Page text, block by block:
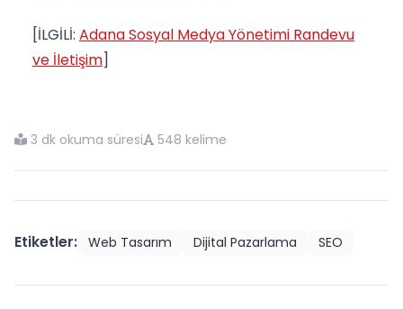
[İLGİLİ: Adana Sosyal Medya Yönetimi Randevu
ve İletişim]
3 dk okuma süresi 548 kelime
Etiketler: Web Tasarım Dijital Pazarlama SEO